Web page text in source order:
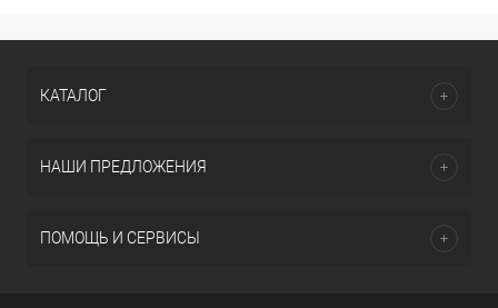
КАТАЛОГ
НАШИ ПРЕДЛОЖЕНИЯ
ПОМОЩЬ И СЕРВИСЫ